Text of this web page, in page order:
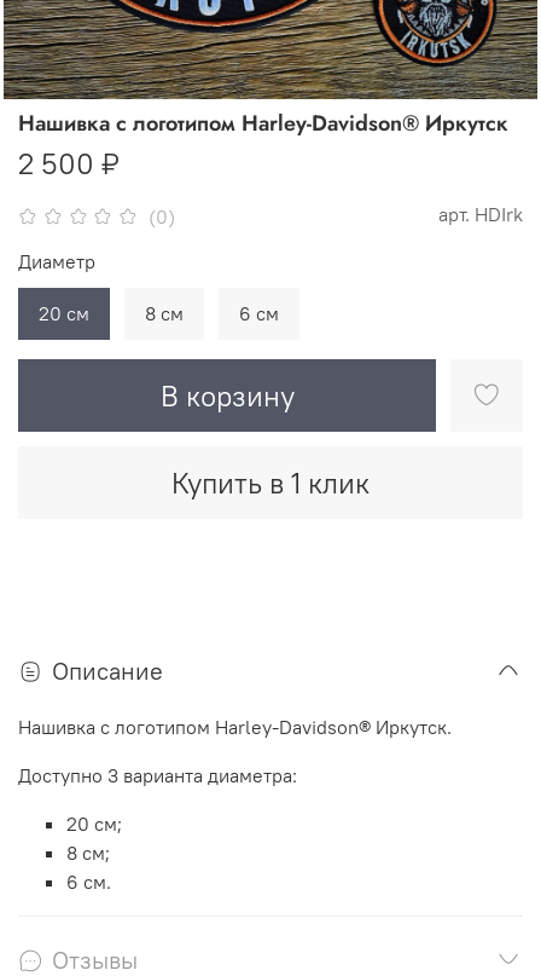
(0) арт. HDIrk
Нашивка с логотипом Harley-Davidson® Иркутск
2 500 ₽
В корзину
Купить в 1 клик
Диаметр
20 см 8 см 6 см
Описание
Нашивка с логотипом Harley-Davidson® Иркутск.
Доступно 3 варианта диаметра:
20 см;
8 см;
6 см.
Отзывы